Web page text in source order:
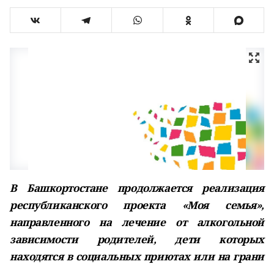
В Башкортостане продолжается реализация
республиканского проекта «Моя семья»,
направленного на лечение от алкогольной
зависимости родителей, дети которых
находятся в социальных приютах или на грани